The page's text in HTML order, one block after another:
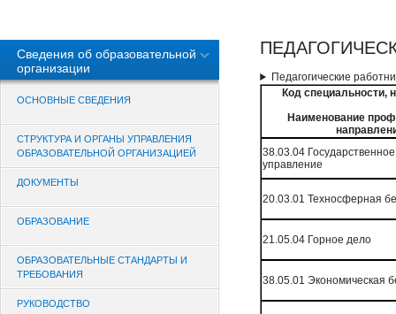
Сведения об образовательной
организации
ОСНОВНЫЕ СВЕДЕНИЯ
СТРУКТУРА И ОРГАНЫ УПРАВЛЕНИЯ
ОБРАЗОВАТЕЛЬНОЙ ОРГАНИЗАЦИЕЙ
ДОКУМЕНТЫ
ОБРАЗОВАНИЕ
ОБРАЗОВАТЕЛЬНЫЕ СТАНДАРТЫ И
ТРЕБОВАНИЯ
РУКОВОДСТВО
Педагогические
Код специальности,
Наименование
38.03.04
управление
20.03.01 Техносферная
21.05.04 Горное дело
38.05.01 Экономическая